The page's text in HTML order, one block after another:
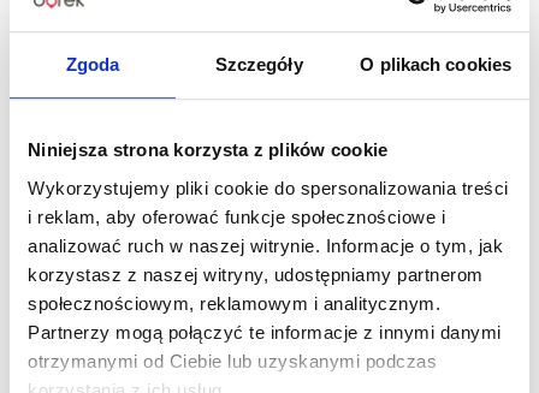
Zgoda Szczegóły O plikach cookies
Niniejsza strona korzysta z plików cookie
Wykorzystujemy pliki cookie do spersonalizowania treści
i reklam, aby oferować funkcje społecznościowe i
analizować ruch w naszej witrynie. Informacje o tym, jak
korzystasz z naszej witryny, udostępniamy partnerom
społecznościowym, reklamowym i analitycznym.
Partnerzy mogą połączyć te informacje z innymi danymi
otrzymanymi od Ciebie lub uzyskanymi podczas
wyprzedaże w Centrum Handlowym Borek
Czytaj więcej